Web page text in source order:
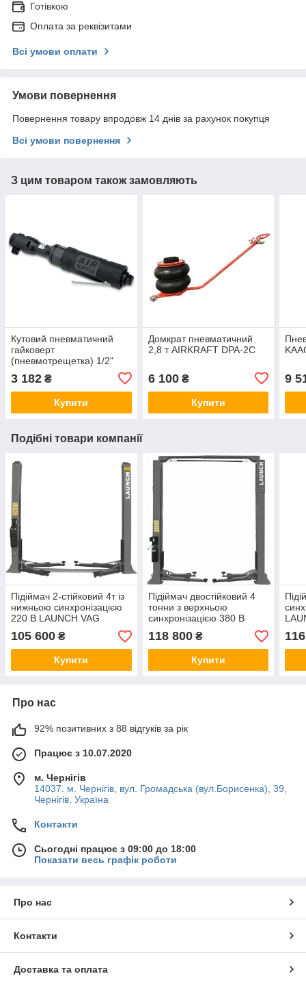
Готівкою
Оплата за реквізитами
Всі умови оплати
Умови повернення
Повернення товару впродовж 14 днів за рахунок покупця
Всі умови повернення
З цим товаром також замовляють
Кутовий пневматичний
гайковерт
(пневмотрещетка) 1/2"
TOPTUL 160об/хв 102N/m
KAAF1605
3 182 ₴
Купити
Домкрат пневматичний
2,8 т AIRKRAFT DPA-2C
6 100₴
Купити
9
Подібні товари компанії
Підіймач 2-стійковий 4т із
нижньою синхронізацією
220 В LAUNCH VAG
TLTW-240SB-220
105 600 ₴
Купити
Підіймач двостійковий 4
тонни з верхньою
синхронізацією 380 В
LAUNCH VAG TLTW-
240SC-380
118 800₴
Купити
Про нас
92% позитивних з 88 відгуків за рік
Працює з 10.07.2020
м. Чернігів
14037. м. Чернігів, вул. Громадська (вул.Борисенка), 39,
Чернігів, Україна
Контакти
Сьогодні працює з 09:00 до 18:00
Показати весь графік роботи
Про нас
Контакти
Доставка та оплата